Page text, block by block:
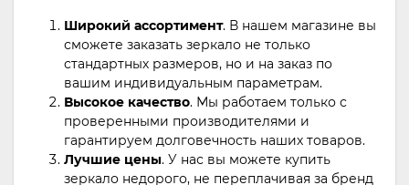
Широкий ассортимент. В нашем магазине вы
сможете заказать зеркало не только
стандартных размеров, но и на заказ по
вашим индивидуальным параметрам.
Высокое качество. Мы работаем только с
проверенными производителями и
гарантируем долговечность наших товаров.
Лучшие цены. У нас вы можете купить
зеркало недорого, не переплачивая за бренд